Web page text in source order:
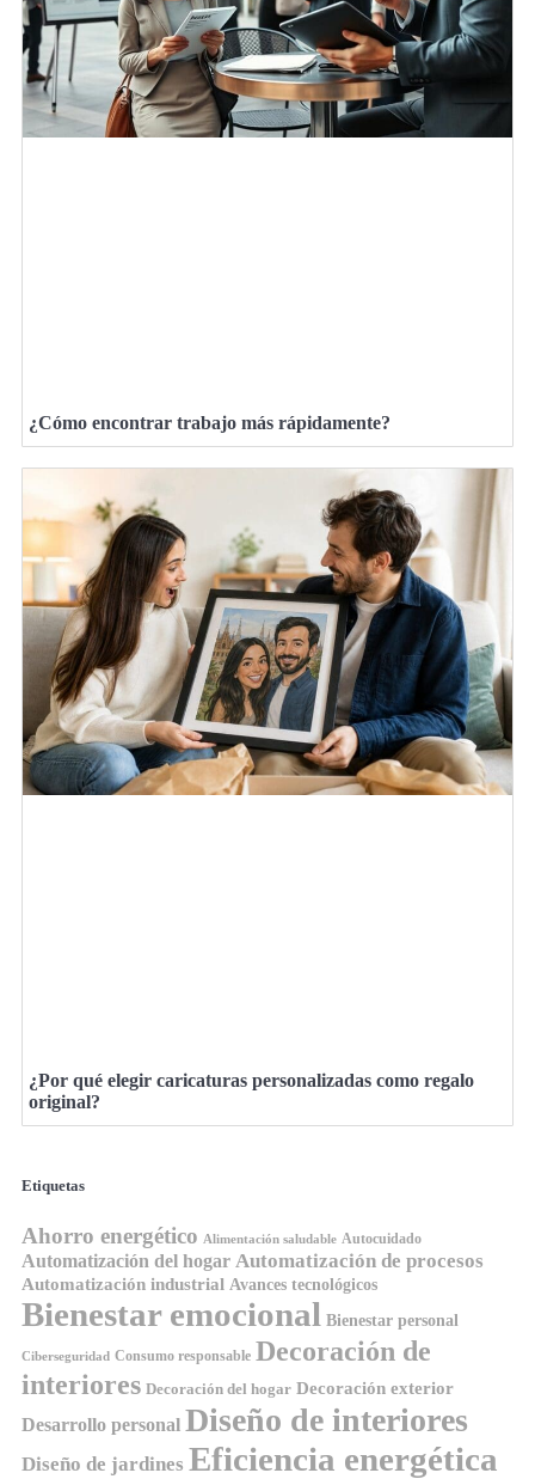
¿Cómo encontrar trabajo más rápidamente?
¿Por qué elegir caricaturas personalizadas como regalo
original?
Etiquetas
Ahorro energético Alimentación saludable Autocuidado
Automatización del hogar Automatización de procesos
Automatización industrial Avances tecnológicos
Bienestar emocional Bienestar personal
Ciberseguridad Consumo responsable Decoración de
interiores Decoración del hogar Decoración exterior
Desarrollo personal Diseño de interiores
Diseño de jardines Eficiencia energética